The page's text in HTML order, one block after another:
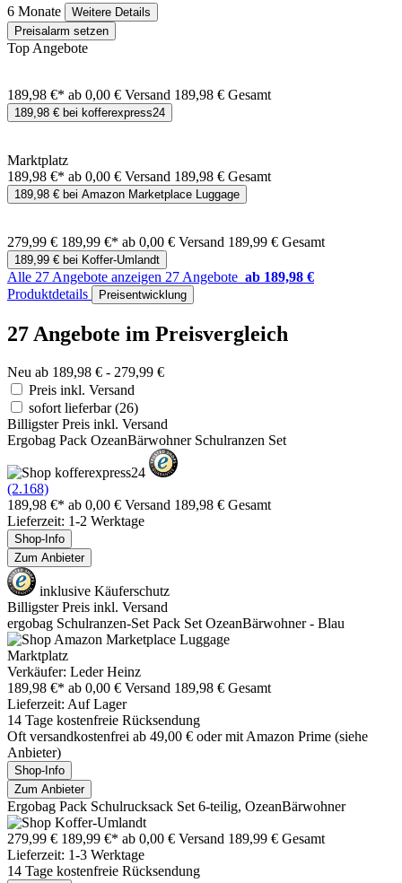
6 Monate
Weitere Details
Preisalarm setzen
Top Angebote
189,98 €* ab 0,00 € Versand 189,98 € Gesamt
189,98 € bei kofferexpress24
Marktplatz
189,98 €* ab 0,00 € Versand 189,98 € Gesamt
189,98 € bei Amazon Marketplace Luggage
279,99 € 189,99 €* ab 0,00 € Versand 189,99 € Gesamt
189,99 € bei Koffer-Umlandt
Alle 27 Angebote anzeigen 27 Angebote ab 189,98 €
Produktdetails
Preisentwicklung
27 Angebote im Preisvergleich
Neu ab 189,98 € - 279,99 €
Preis inkl. Versand
sofort lieferbar(26)
Billigster Preis inkl. Versand
Ergobag Pack OzeanBärwohner Schulranzen Set
(2.168)
189,98 €* ab 0,00 € Versand 189,98 € Gesamt
Lieferzeit: 1-2 Werktage
Shop-Info
Zum Anbieter
inklusive Käuferschutz
Billigster Preis inkl. Versand
ergobag Schulranzen-Set Pack Set OzeanBärwohner - Blau
Marktplatz
Verkäufer: Leder Heinz
189,98 €* ab 0,00 € Versand 189,98 € Gesamt
Lieferzeit: Auf Lager
14 Tage kostenfreie Rücksendung
Oft versandkostenfrei ab 49,00 € oder mit Amazon Prime (siehe
Anbieter)
Shop-Info
Zum Anbieter
Ergobag Pack Schulrucksack Set 6-teilig, OzeanBärwohner
279,99 € 189,99 €* ab 0,00 € Versand 189,99 € Gesamt
Lieferzeit: 1-3 Werktage
14 Tage kostenfreie Rücksendung